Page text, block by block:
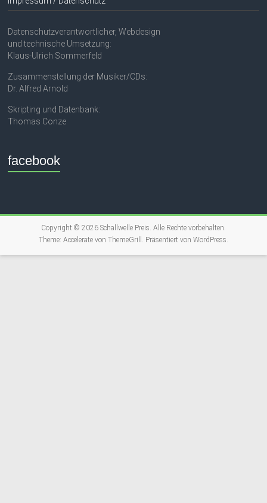
Datenschutzverantwortlicher, Webdesign
und technische Umsetzung:
Klaus-Ulrich Sommerfeld
Zusammenstellung der Musiker/CDs:
Dr. Alfred Arnold
Skripting und Datenbank:
Thomas Conze
facebook
Copyright © 2026 Schallwelle Preis. Alle Rechte vorbehalten.
Theme: Acceleratevon ThemeGrill. Präsentiert von WordPress.